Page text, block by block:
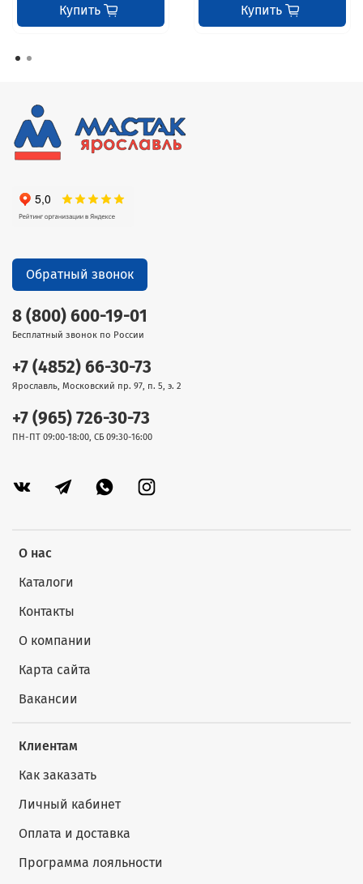
Купить Купить
О нас
Каталоги
Контакты
О компании
Карта сайта
Вакансии
Клиентам
Как заказать
Личный кабинет
Оплата и доставка
Программа лояльности
8 (800) 600-19-01
Бесплатный звонок по России
+7 (4852) 66-30-73
Ярославль, Московский пр. 97, п. 5, э. 2
+7 (965) 726-30-73
ПН-ПТ 09:00-18:00, СБ 09:30-16:00
Обратный звонок